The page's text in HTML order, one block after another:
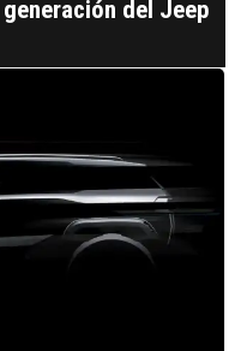
del Jeep